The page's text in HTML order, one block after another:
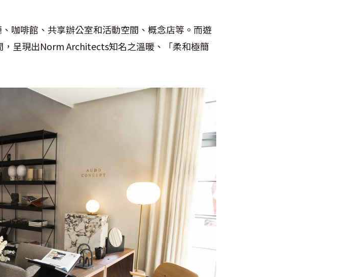
咖啡館、共享辦公室和活動空間、概念店等。而遊
呈現出Norm Architects知名之溫暖、「柔和極簡